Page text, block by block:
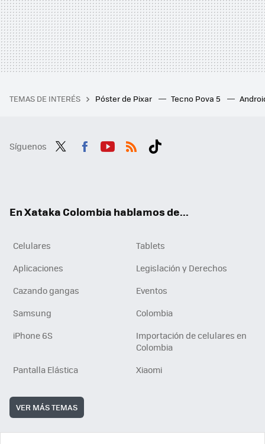
TEMAS DE INTERÉS Póster de Pixar Tecno Pova 5
Síguenos
En Xataka Colombia hablamos de...
Celulares
Tablets
Aplicaciones
Legislación y Derechos
Cazando gangas
Eventos
Samsung
Colombia
iPhone 6S
Importación de celulares en
Colombia
Pantalla Elástica
Xiaomi
VER MÁS TEMAS